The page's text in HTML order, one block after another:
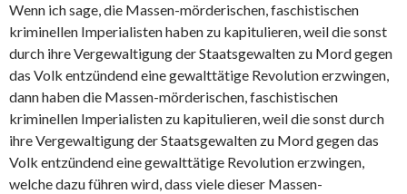
Wenn ich sage, die Massen-mörderischen, faschistischen
kriminellen Imperialisten haben zu kapitulieren, weil die sonst
durch ihre Vergewaltigung der Staatsgewalten zu Mord gegen
das Volk entzündend eine gewalttätige Revolution erzwingen,
dann haben die Massen-mörderischen, faschistischen
kriminellen Imperialisten zu kapitulieren, weil die sonst durch
ihre Vergewaltigung der Staatsgewalten zu Mord gegen das
Volk entzündend eine gewalttätige Revolution erzwingen,
welche dazu führen wird, dass viele dieser Massen-